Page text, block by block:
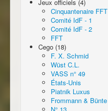
Jeux officiels (4)
Cinquantenaire FFT
Comité IdF - 1
Comité IdF - 2
FFT
Cego (18)
F. X. Schmid
Wüst C.L.
VASS n° 49
États-Unis
Piatnik Luxus
Frommann & Bünte
N° 13